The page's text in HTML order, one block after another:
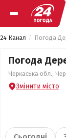
24 Канал Погода
Погода
Черкаська обл.,
Змінити місто